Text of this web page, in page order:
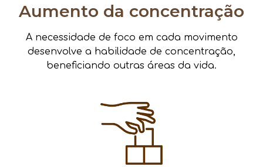
Aumento da concentração
A necessidade de foco em cada movimento
desenvolve a habilidade de concentração,
beneficiando outras áreas da vida.